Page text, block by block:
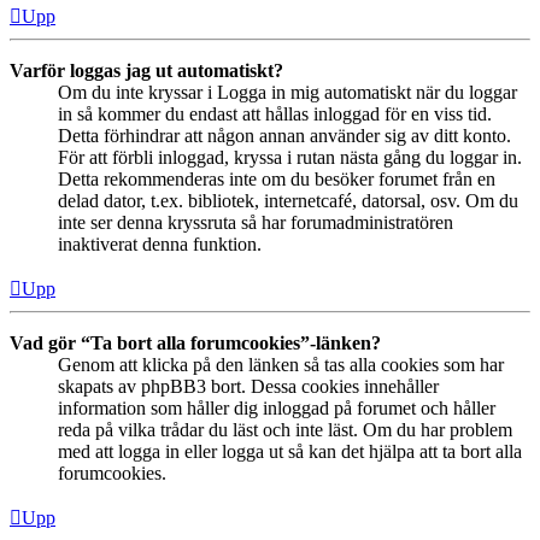
Upp
Varför loggas jag ut automatiskt?
Om du inte kryssar i Logga in mig automatiskt när du loggar
in så kommer du endast att hållas inloggad för en viss tid.
Detta förhindrar att någon annan använder sig av ditt konto.
För att förbli inloggad, kryssa i rutan nästa gång du loggar in.
Detta rekommenderas inte om du besöker forumet från en
delad dator, t.ex. bibliotek, internetcafé, datorsal, osv. Om du
inte ser denna kryssruta så har forumadministratören
inaktiverat denna funktion.
Upp
Vad gör “Ta bort alla forumcookies”-länken?
Genom att klicka på den länken så tas alla cookies som har
skapats av phpBB3 bort. Dessa cookies innehåller
information som håller dig inloggad på forumet och håller
reda på vilka trådar du läst och inte läst. Om du har problem
med att logga in eller logga ut så kan det hjälpa att ta bort alla
forumcookies.
Upp